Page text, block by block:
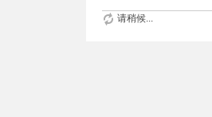
请稍候...